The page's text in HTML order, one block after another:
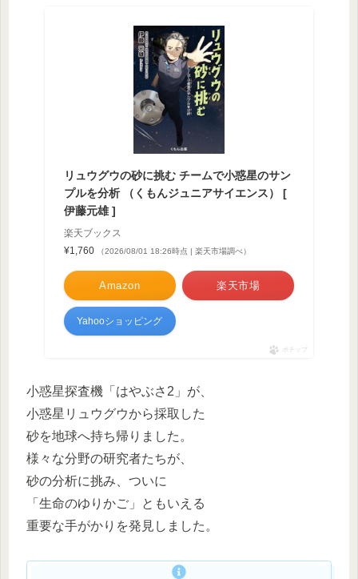
リュウグウの砂に挑む チームで小惑星のサン
プルを分析 （くもんジュニアサイエンス） [
伊藤元雄 ]
楽天ブックス
¥1,760
（2026/08/01 18:26時点 | 楽天市場調べ）
Amazon 楽天市場
Yahooショッピング
ポチップ
小惑星探査機「はやぶさ2」が、
小惑星リュウグウから採取した
砂を地球へ持ち帰りました。
様々な分野の研究者たちが、
砂の分析に挑み、ついに
「生命のゆりかご」ともいえる
重要な手がかりを発見しました。